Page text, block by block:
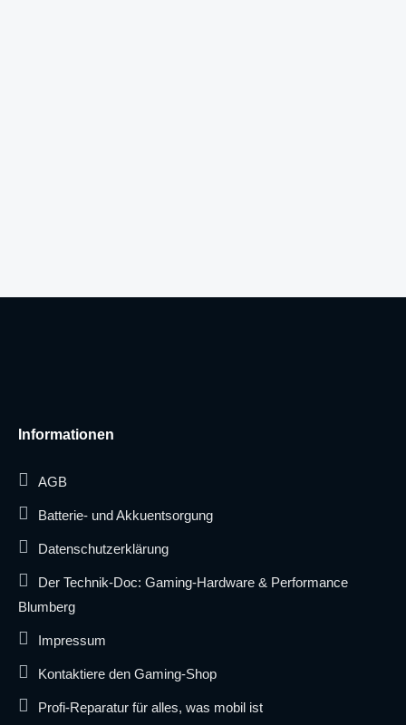
Informationen
AGB
Batterie- und Akkuentsorgung
Datenschutzerklärung
Der Technik-Doc: Gaming-Hardware & Performance
Blumberg
Impressum
Kontaktiere den Gaming-Shop
Profi-Reparatur für alles, was mobil ist